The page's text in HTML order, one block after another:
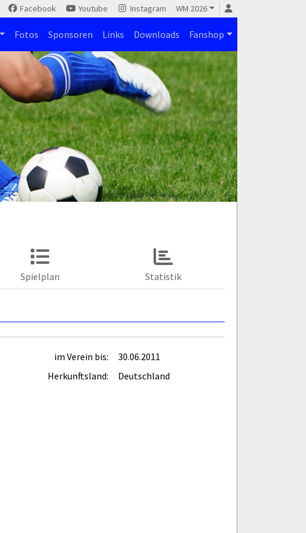
Facebook Youtube Instagram WM 2026
Fotos Sponsoren Links Downloads Fanshop
Spielplan Statistik
im Verein bis:
30.06.2011
Herkunftsland:
Deutschland